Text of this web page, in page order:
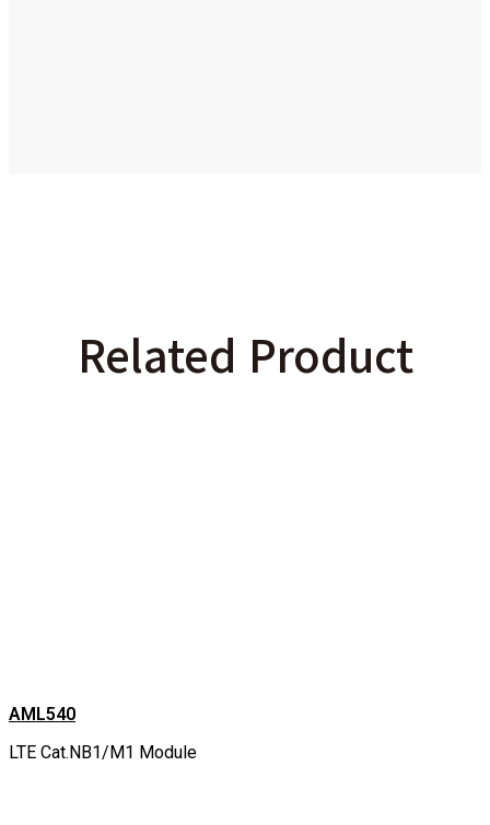
Related Product
AML540
LTE Cat.NB1/M1 Module